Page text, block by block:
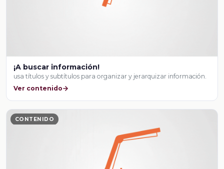
¡A buscar información!
usa títulos y subtítulos para organizar y jerarquizar información.
Ver contenido
CONTENIDO